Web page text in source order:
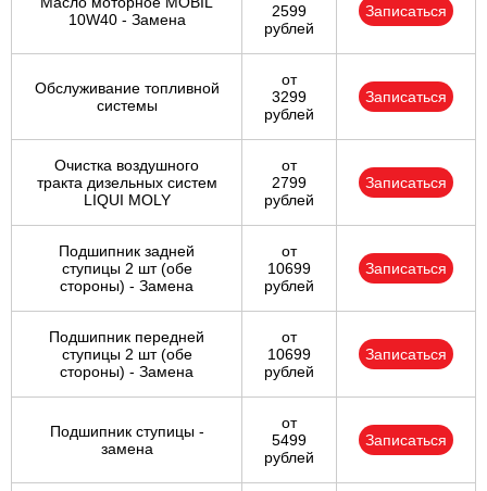
10W40 - Замена
2599
рублей
Записаться
Обслуживание топливной
системы
от
3299
рублей
Записаться
Очистка воздушного
тракта дизельных систем
LIQUI MOLY
от
2799
рублей
Записаться
Подшипник задней
ступицы 2 шт (обе
стороны) - Замена
от
10699
рублей
Записаться
Подшипник передней
ступицы 2 шт (обе
стороны) - Замена
от
10699
рублей
Записаться
Подшипник ступицы -
замена
от
5499
рублей
Записаться